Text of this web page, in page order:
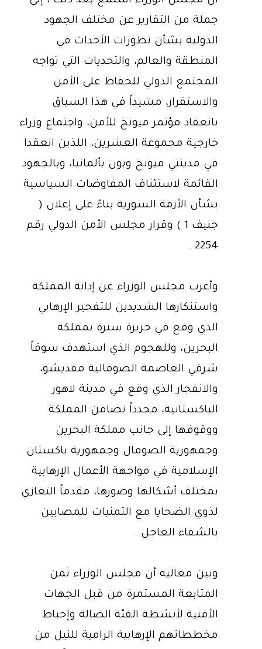
جملة من التقارير عن مختلف الجهود
الدولية بشأن تطورات الأحداث في
المنطقة والعالم، والتحديات التي تواجه
المجتمع الدولي للحفاظ على الأمن
والاستقرار، مشيداً في هذا السياق
بانعقاد مؤتمر ميونخ للأمن، واجتماع وزراء
خارجية مجموعة العشرين، اللذين انعقدا
في مدينتي ميونخ وبون بألمانيا، وبالجهود
القائمة لاستئناف المفاوضات السياسية
بشأن الأزمة السورية بناءً على إعلان (
جنيف 1 ) وقرار مجلس الأمن الدولي رقم
2254 .
وأعرب مجلس الوزراء عن إدانة المملكة
واستنكارها الشديدين للتفجير الإرهابي
الذي وقع في جزيرة سترة بمملكة
البحرين، وللهجوم الذي استهدف سوقاً
شرقي العاصمة الصومالية مقديشو،
والانفجار الذي وقع في مدينة لاهور
الباكستانية، مجدداً تضامن المملكة
ووقوفها إلى جانب مملكة البحرين
وجمهورية الصومال وجمهورية باكستان
الإسلامية في مواجهة الأعمال الإرهابية
بمختلف أشكالها وصورها، مقدماً التعازي
لذوي الضحايا مع التمنيات للمصابين
بالشفاء العاجل .
وبين معاليه أن مجلس الوزراء ثمن
المتابعة المستمرة من قبل الجهات
الأمنية لأنشطة الفئة الضالة وإحباط
مخططاتهم الإرهابية الرامية للنيل من